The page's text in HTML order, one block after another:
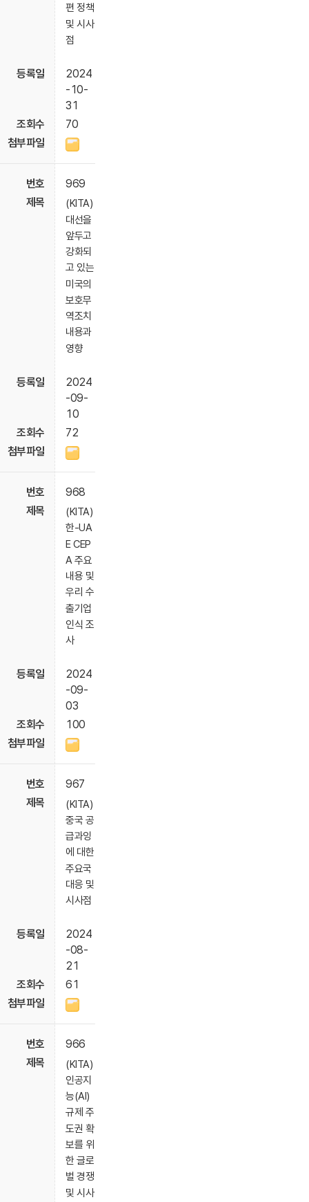
편 정책
및 시사
점
2024
-10-
31
70
969
(KITA)
대선을
앞두고
강화되
고 있는
미국의
보호무
역조치
내용과
영향
2024
-09-
10
72
968
(KITA)
한-UA
E CEP
A 주요
내용 및
우리 수
출기업
인식 조
사
2024
-09-
03
100
967
(KITA)
중국 공
급과잉
에 대한
주요국
대응 및
시사점
2024
-08-
21
61
966
(KITA)
인공지
능(AI)
규제 주
도권 확
보를 위
한 글로
벌 경쟁
및 시사